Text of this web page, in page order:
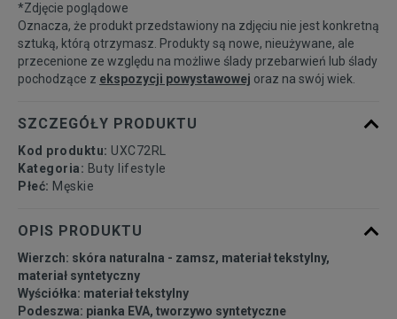
42 26,5 cm
42,5 27 cm Powiadom o dostępności
44 28 cm
45 29 cm Powiadom o dostępności
45,5 29,5 cm Powiadom o dostępności
*Zdjęcie poglądowe
Oznacza, że produkt przedstawiony na zdjęciu nie jest konkretną
sztuką, którą otrzymasz. Produkty są nowe, nieużywane, ale
przecenione ze względu na możliwe ślady przebarwień lub ślady
pochodzące z ekspozycji powystawowej oraz na swój wiek.
SZCZEGÓŁY PRODUKTU
Kod produktu: UXC72RL
Kategoria: Buty lifestyle
Płeć: Męskie
OPIS PRODUKTU
Wierzch: skóra naturalna - zamsz, materiał tekstylny,
materiał syntetyczny
Wyściółka: materiał tekstylny
Podeszwa: pianka EVA, tworzywo syntetyczne